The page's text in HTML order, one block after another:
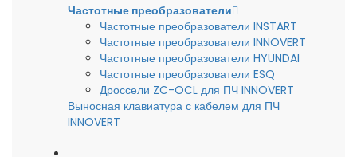
Частотные преобразователи
Частотные преобразователи INSTART
Частотные преобразователи INNOVERT
Частотные преобразователи HYUNDAI
Частотные преобразователи ESQ
Дроссели ZC-OCL для ПЧ INNOVERT
Выносная клавиатура с кабелем для ПЧ
INNOVERT